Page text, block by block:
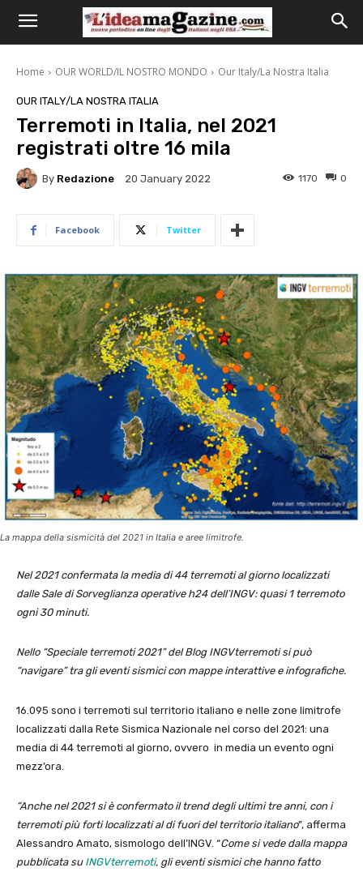
Home OUR WORLD/IL NOSTRO MONDO Our Italy/La Nostra Italia
OUR ITALY/LA NOSTRA ITALIA
Terremoti in Italia, nel 2021
registrati oltre 16 mila
By Redazione 20 January 2022 0
1170
Facebook Twitter
La mappa della sismicità del 2021 in Italia e aree limitrofe.
Nel 2021 confermata la media di 44 terremoti al giorno localizzati
dalle Sale di Sorveglianza operative h24 dell’INGV: quasi 1 terremoto
ogni 30 minuti.
Nello “Speciale terremoti 2021” del Blog INGVterremoti si può
“navigare” tra gli eventi sismici con mappe interattive e infografiche.
16.095 sono i terremoti sul territorio italiano e nelle zone limitrofe
localizzati dalla Rete Sismica Nazionale nel corso del 2021: una
media di 44 terremoti al giorno, ovvero in media un evento ogni
mezz’ora.
“Anche nel 2021 si è confermato il trend degli ultimi tre anni, con i
terremoti più forti localizzati al di fuori del territorio italiano”, afferma
Alessandro Amato, sismologo dell’INGV. “Come si vede dalla mappa
pubblicata su INGVterremoti, gli eventi sismici che hanno fatto